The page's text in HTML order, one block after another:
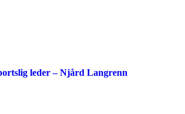
leder – Njård Langrenn